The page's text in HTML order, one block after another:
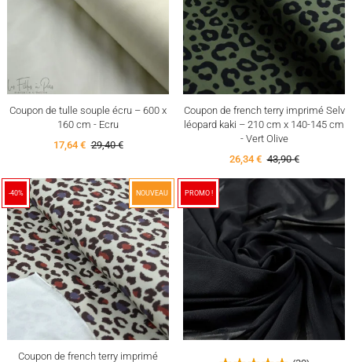
Coupon de tulle souple écru – 600 x
160 cm - Ecru
17,64 € 29,40 €
Coupon de french terry imprimé Selv
léopard kaki – 210 cm x 140-145 cm
- Vert Olive
26,34 € 43,90 €
-40% NOUVEAU
Coupon de french terry imprimé
PROMO !